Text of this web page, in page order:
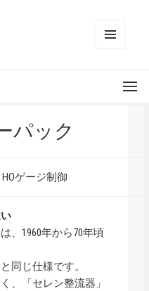
パック
HOゲージ制御
、1960年から70年頃
同じ仕様です。
、「セレン整流器」